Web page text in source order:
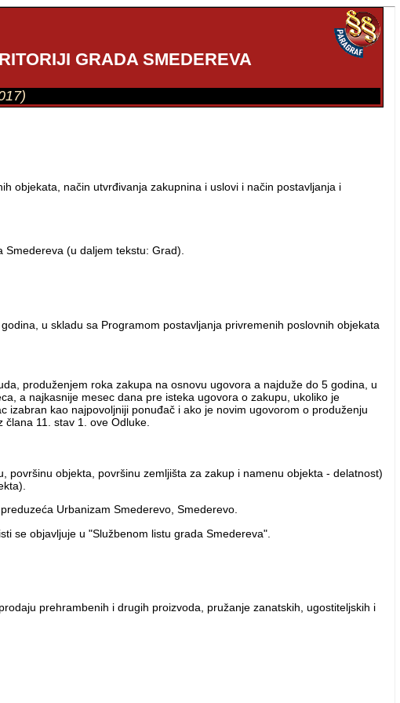
GRADA SMEDEREVA
objekata, način utvrđivanja zakupnina i uslovi i način postavljanja i
(u daljem tekstu: Grad).
u skladu sa Programom postavljanja privremenih poslovnih objekata
produženjem roka zakupa na osnovu ugovora a najduže do 5 godina, u
a najkasnije mesec dana pre isteka ugovora o zakupu, ukoliko je
kao najpovoljniji ponuđač i ako je novim ugovorom o produženju
11. stav 1. ove Odluke.
objekta, površinu zemljišta za zakup i namenu objekta - delatnost)
Urbanizam Smederevo, Smederevo.
se objavljuje u "Službenom listu grada Smedereva".
prehrambenih i drugih proizvoda, pružanje zanatskih, ugostiteljskih i